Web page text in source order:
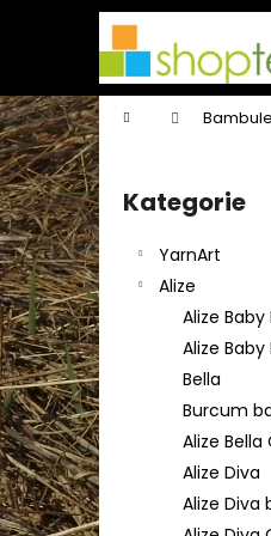
Domů Bambule
P
o
s
t
r
a
n
n
í
p
a
n
Přeskočit
kategorie
Kategorie
YarnArt
Alize
Alize Baby
Alize
Bella
Burcum
Alize
Alize Diva
Alize Diva
í
k
Zpět
do
obchodu
Zpět
do
obchodu